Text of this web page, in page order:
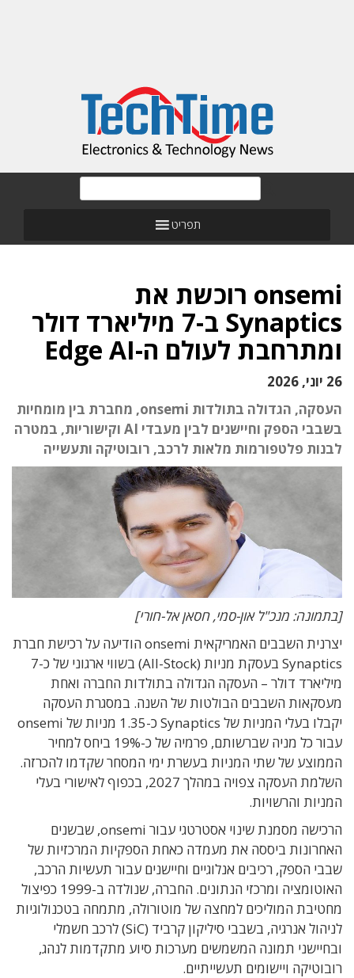
תפריט
onsemi רוכשת את
Synaptics ב-7 מיליארד דולר
ומתרחבת לעולם ה-Edge AI
26 יוני, 2026
העסקה, הגדולה בתולדות onsemi, מחברת בין מומחיות
בשבבי הספק וחיישנים לבין מעבדי AI וקישוריות, במטרה
לבנות פלטפורמות מלאות לרכב, רובוטיקה ותעשייה
[בתמונה: מנכ"ל און-סמי, חסאן אל-חורי]
יצרנית השבבים האמריקאית onsemi הודיעה על רכישת חברת
Synaptics בעסקת מניות (All-Stock) בשווי ארגוני של כ-7
מיליארד דולר – העסקה הגדולה בתולדות החברה ואחת
מעסקאות השבבים הבולטות של השנה. במסגרת העסקה
יקבלו בעלי המניות של Synaptics כ-1.35 מניות של onsemi
עבור כל מניה שברשותם, פרמיה של כ-19% ביחס למחיר
הממוצע של שתי המניות בעשרת ימי המסחר שקדמו להכרזה.
השלמת העסקה צפויה במהלך 2027, בכפוף לאישורי בעלי
המניות והרשויות.
הרכישה מסמנת שינוי אסטרטגי עבור onsemi, שבשנים
האחרונות ביססה את מעמדה כאחת הספקיות המרכזיות של
שבבי הספק, רכיבים אנלוגיים וחיישנים עבור תעשיות הרכב,
האוטומציה ומרכזי הנתונים. החברה, שנולדה ב-1999 כפיצול
מחטיבת המוליכים למחצה של מוטורולה, מתמחה בטכנולוגיות
לניהול אנרגיה, בשבבי סיליקון קרביד (SiC) לרכב חשמלי
ובחיישני תמונה המשמשים מערכות סיוע מתקדמות לנהג,
רובוטיקה ויישומים תעשייתיים.